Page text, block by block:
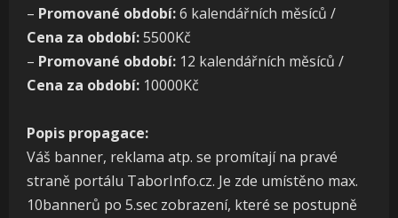
– Promované období:6 kalendářních měsíců /
Cena za období:5500Kč
– Promované období: 12 kalendářních měsíců /
Cena za období: 10000Kč
Popis propagace:
Váš banner, reklama atp. se promítají na pravé
straně portálu TaborInfo.cz. Je zde umístěno max.
10bannerů po 5.sec zobrazení, které se postupně